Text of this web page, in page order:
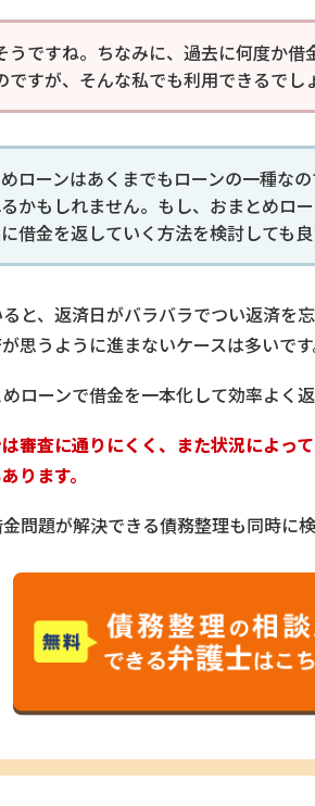
うですね。ちなみに、過去に何度か借
ですが、そんな私でも利用できるでし
ローンはあくまでもローンの一種な
かもしれません。もし、おまとめロ
借金を返していく方法を検討しても良
と、返済日がバラバラでつい返済を
思うように進まないケースは多いです
ローンで借金を一本化して効率よく
審査に通りにくく、また状況によっ
ります。
問題が解決できる債務整理も同時に